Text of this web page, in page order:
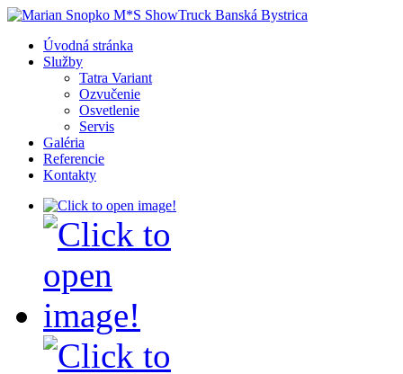
Úvodná stránka
Služby
Tatra Variant
Ozvučenie
Osvetlenie
Servis
Galéria
Referencie
Kontakty